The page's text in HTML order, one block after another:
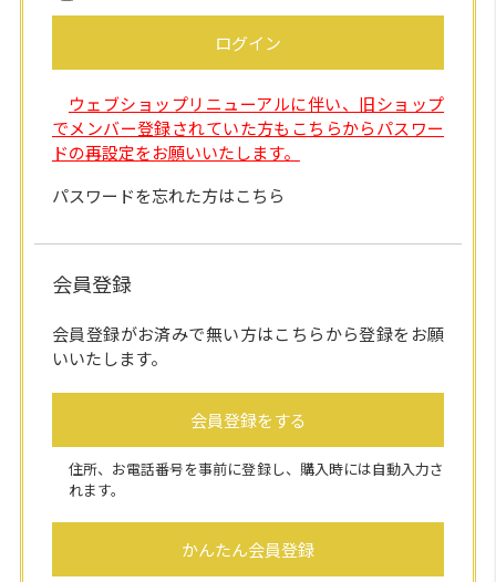
ログイン
ウェブショップリニューアルに伴い、旧ショップ
でメンバー登録されていた方もこちらからパスワー
ドの再設定をお願いいたします。
パスワードを忘れた方はこちら
会員登録
会員登録がお済みで無い方はこちらから登録をお願
いいたします。
会員登録をする
住所、お電話番号を事前に登録し、購入時には自動入力さ
れます。
かんたん会員登録